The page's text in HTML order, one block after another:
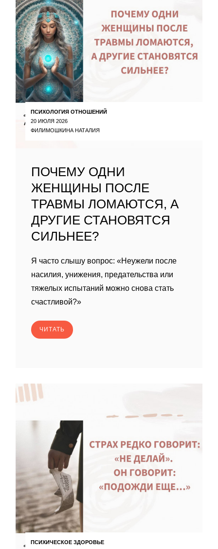
ПСИХОЛОГИЯ ОТНОШЕНИЙ
20 ИЮЛЯ 2026
ФИЛИМОШКИНА НАТАЛИЯ
ПОЧЕМУ ОДНИ
ЖЕНЩИНЫ ПОСЛЕ
ТРАВМЫ ЛОМАЮТСЯ, А
ДРУГИЕ СТАНОВЯТСЯ
СИЛЬНЕЕ?
Я часто слышу вопрос: «Неужели после
насилия, унижения, предательства или
тяжелых испытаний можно снова стать
счастливой?»
ЧИТАТЬ
ПСИХИЧЕСКОЕ ЗДОРОВЬЕ